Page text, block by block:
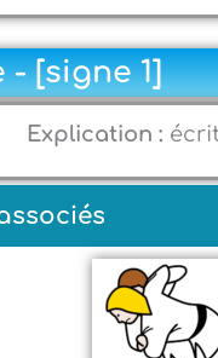
- [signe 1]
Explication :